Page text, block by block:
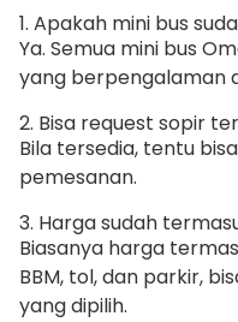
1. Apakah mini bus
Ya. Semua mini bus
yang berpengalaman
2. Bisa request sopir
Bila tersedia, tentu
pemesanan.
3. Harga sudah
Biasanya harga
BBM, tol, dan parkir,
yang dipilih.